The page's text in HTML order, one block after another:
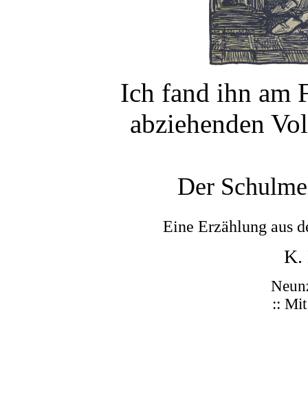
Ich fand ihn am
abziehenden
Der
Eine Erzählung aus
K.
::